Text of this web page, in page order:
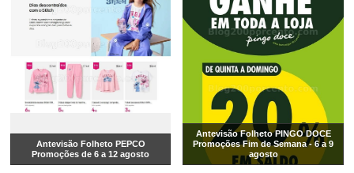
Antevisão Folheto PEPCO
Promoções de 6 a 12 agosto
Antevisão Folheto PINGO DOCE
Promoções Fim de Semana - 6 a 9
agosto